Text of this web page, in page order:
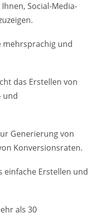
Social-Media-
mehrsprachig und
das Erstellen von
und
Generierung von
Konversionsraten.
einfache Erstellen und
als 30